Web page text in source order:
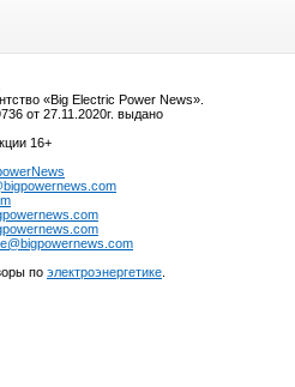
«Big Electric Power News».
от 27.11.2020г. выдано
16+
по электроэнергетике